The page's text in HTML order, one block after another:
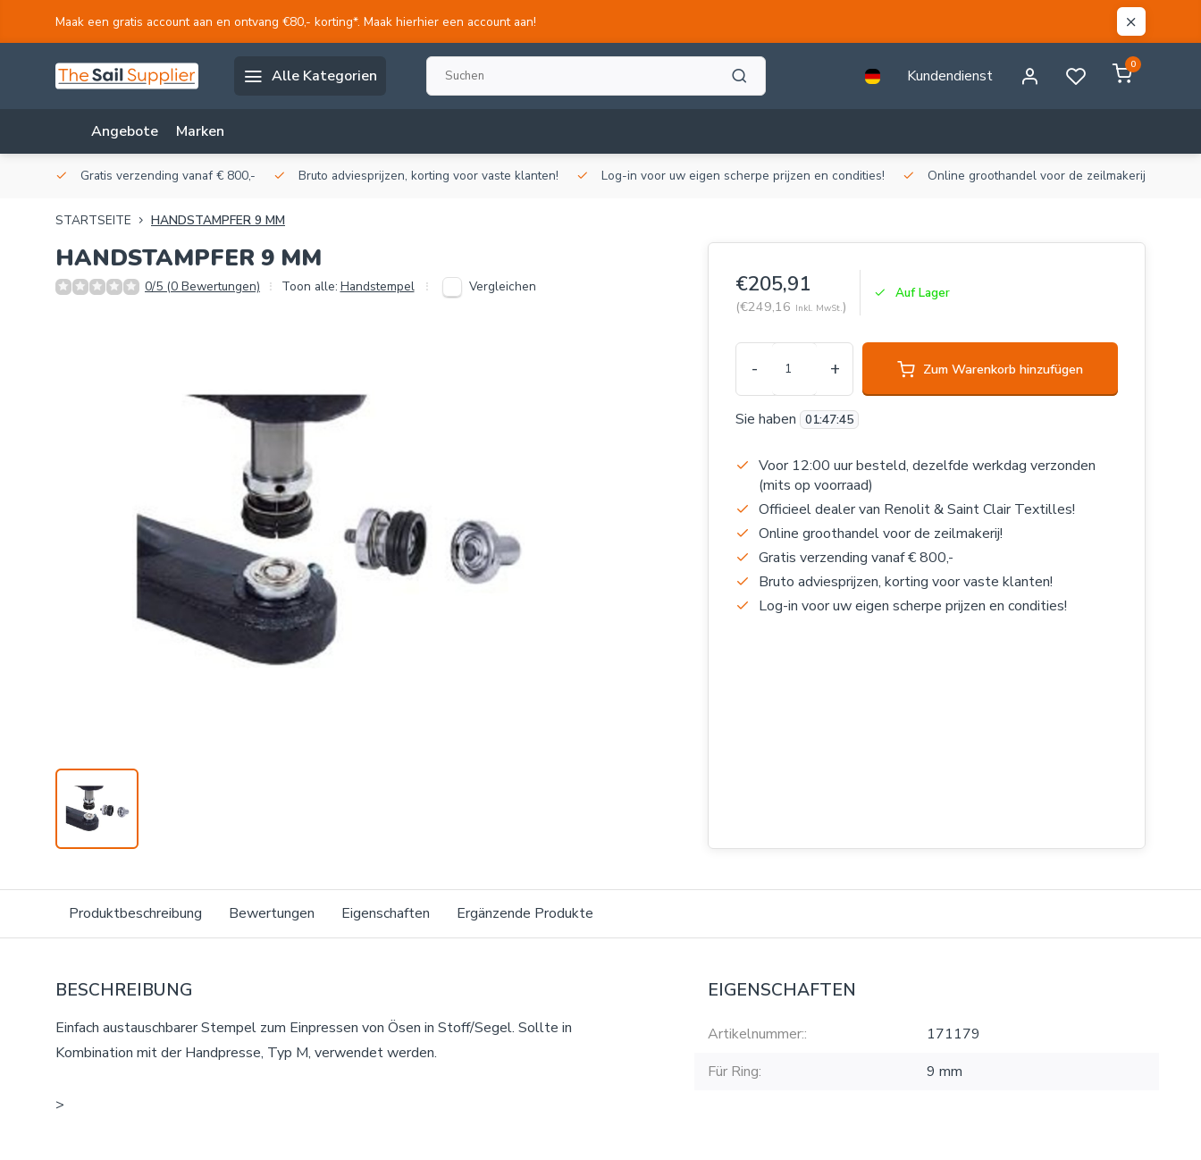
Maak een gratis account aan en ontvang €80,- korting*. Maak hierhier een account aan!
Alle Kategorien Kundendienst
0
Angebote Marken
Gratis verzending vanaf € 800,- Bruto adviesprijzen, korting voor vaste klanten! Log-in voor uw eigen scherpe prijzen en condities! Online groothandel voor de zeilmakerij!
STARTSEITE HANDSTAMPFER 9 MM
HANDSTAMPFER 9 MM
0/5 (0 Bewertungen) Toon alle: Handstempel Vergleichen €205,91
(€249,16 Inkl. MwSt.)
Auf Lager
- + Zum Warenkorb hinzufügen
Sie haben 01:47:45
Voor 12:00 uur besteld, dezelfde werkdag verzonden
(mits op voorraad)
Officieel dealer van Renolit & Saint Clair Textilles!
Online groothandel voor de zeilmakerij!
Gratis verzending vanaf € 800,-
Bruto adviesprijzen, korting voor vaste klanten!
Log-in voor uw eigen scherpe prijzen en condities!
Produktbeschreibung Bewertungen Eigenschaften Ergänzende Produkte
BESCHREIBUNG
Einfach austauschbarer Stempel zum Einpressen von Ösen in Stoff/Segel. Sollte in
Kombination mit der Handpresse, Typ M, verwendet werden.
>
EIGENSCHAFTEN
Artikelnummer::
171179
Für Ring:
9 mm